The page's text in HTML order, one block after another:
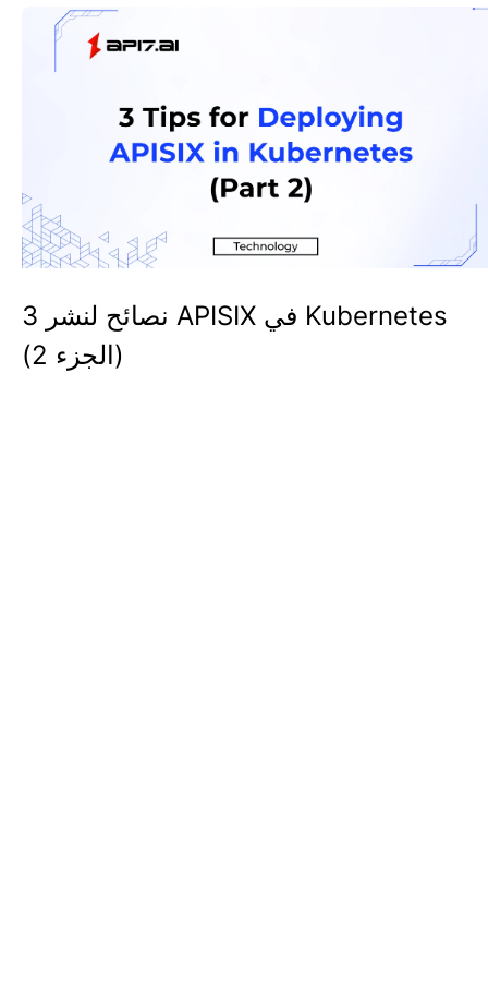
3 نصائح لنشر APISIX في Kubernetes
(الجزء 2)